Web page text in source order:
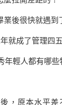
業後很快就遇到
就成了管理四
年輕人都有哪些
，原本水平差